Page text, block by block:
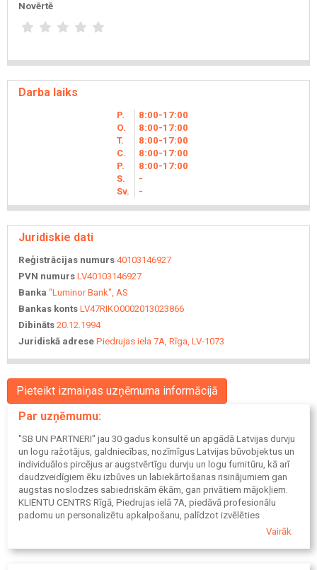
Novērtē
Darba laiks
P. 8 00-17 00
O.
8 00-17 00
T.
8 00-17 00
C.
8 00-17 00
P.
8 00-17 00
S.
-
Sv.
-
Juridiskie dati
Reģistrācijas numurs 40103146927
PVN numurs LV40103146927
Banka "Luminor Bank", AS
Bankas konts LV47RIKO0002013023866
Dibināts 20.12.1994
Juridiskā adrese Piedrujas iela 7A, Rīga, LV-1073
Pieteikt izmaiņas uzņēmuma informācijā
Par uzņēmumu:
"SB UN PARTNERI" jau 30 gadus konsultē un apgādā Latvijas durvju
un logu ražotājus, galdniecības, nozīmīgus Latvijas būvobjektus un
individuālos pircējus ar augstvērtīgu durvju un logu furnitūru, kā arī
daudzveidīgiem ēku izbūves un labiekārtošanas risinājumiem gan
augstas noslodzes sabiedriskām ēkām, gan privātiem mājokļiem.
KLIENTU CENTRS Rīgā, Piedrujas ielā 7A, piedāvā profesionālu
padomu un personalizētu apkalpošanu, palīdzot izvēlēties
piemērotākos produktus un risinājumus katram projektam, ievērojot
Savukārt e-veikals sbunpartneri.lv nodrošina ātru piekļuvi plašam
Vairāk